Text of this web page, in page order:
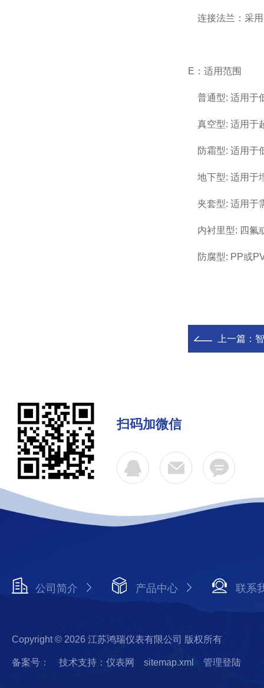
连接法兰：采用
E：适用范围
普通型: 适用于
真空型: 适用于
防霜型: 适用于
地下型: 适用于
夹套型: 适用于
内衬里型: 四氟
防腐型: PP或
上一篇：
扫码加微信
公司简介 产品中心 联系
Copyright © 2026 江苏鸿瑞仪表有限公司 版权所有
备案号： 技术支持：仪表网 sitemap.xml 管理登陆